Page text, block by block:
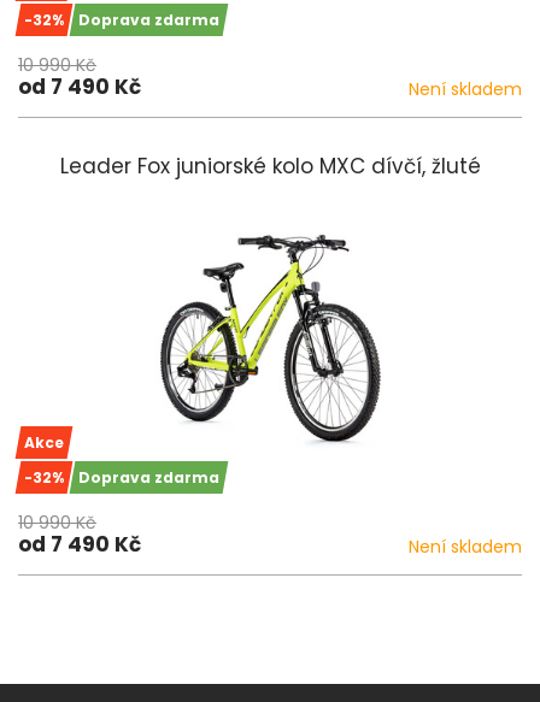
-32%
Doprava zdarma
10 990 Kč
od 7 490 Kč Není skladem
Leader Fox juniorské kolo MXC dívčí, žluté
Akce
-32%
Doprava zdarma
10 990 Kč
od 7 490 Kč Není skladem